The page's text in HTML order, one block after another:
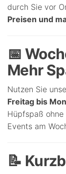
durch Sie vor
Preisen und
📅
Mehr
Nutzen Sie
Freitag bis
Hüpfspaß
Events am
📝